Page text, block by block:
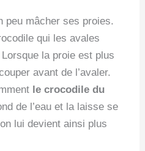
peu mâcher ses proies.
qui les avales
la proie est plus
avant de l’avaler.
le crocodile du
de l’eau et la laisse se
lui devient ainsi plus